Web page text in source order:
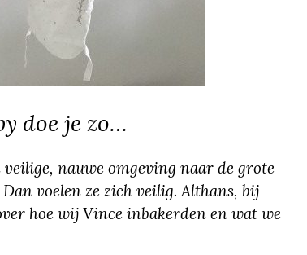
doe je zo…
nauwe omgeving naar de grote
voelen ze zich veilig. Althans, bij
hoe wij Vince inbakerden en wat we